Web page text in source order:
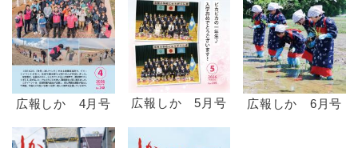
広報しか 4月号 広報しか 5月号 広報しか 6月号